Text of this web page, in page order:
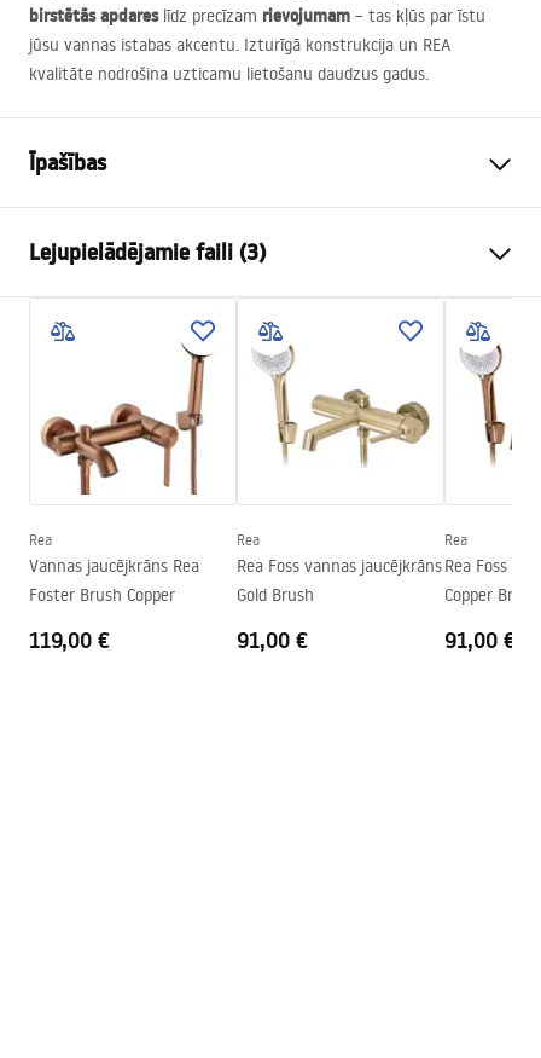
birstētās apdareslīdz precīzam rievojumam – tas kļūs par īstu
jūsu vannas istabas akcentu. Izturīgā konstrukcija un REA
kvalitāte nodrošina uzticamu lietošanu daudzus gadus.
Īpašības
Uzstādīšanas veids
Krāsa
Matēts zelts
Izteces veids
Fiksēta
Misiņš
Izsmidzinātāja sasniedzamība
150mm
Augstums
287mm
Pārklājuma tehnoloģija
Savienojuma diametrs
Garantija
5 gadi
Lejupielādējamie faili (3)
Garantijas noteikumi
Warranty_Terms_and_Conditions_Faucets_-_5.pdf
Montāžas instrukcija
faucet.pdf
Drošības informācija
Safety_Information_Faucets.pdf
Rea
Vannas jaucējkrāns Rea
Foster Brush Copper
119,00 €
Rea
Rea Foss vannas jaucējkrāns
Gold Brush
91,00 €
Rea
Rea Foss
Copper Brush
91,00 €